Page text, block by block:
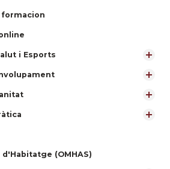
i Esports
(OMHAS)